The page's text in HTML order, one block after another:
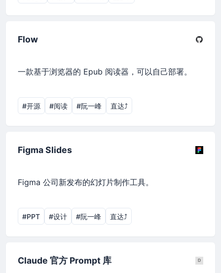
Flow
一款基于浏览器的 Epub 阅读器，可以自己部署。
#开源 #阅读 #阮一峰 直达⤴︎
Figma Slides
Figma 公司新发布的幻灯片制作工具。
#PPT #设计 #阮一峰 直达⤴︎
Claude 官方 Prompt 库